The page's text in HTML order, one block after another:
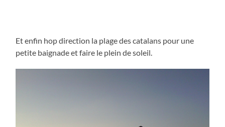
Et enfin hop direction la plage des catalans pour une
petite baignade et faire le plein de soleil.